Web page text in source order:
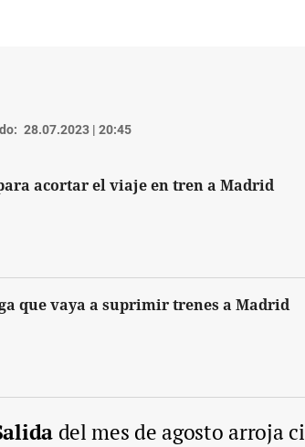
28.07.2023 | 20:45
acortar el viaje en tren a Madrid
que vaya a suprimir trenes a Madrid
del mes de agosto arroja